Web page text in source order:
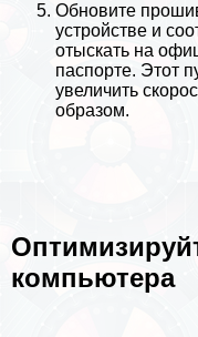
Обновите
устройстве и
отыскать на
паспорте. Этот
увеличить
образом.
компьютера